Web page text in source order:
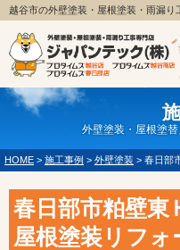
越谷市の外壁塗装・屋根塗装・雨漏り
外壁塗装・屋根塗
HOME > 施工事例 > 外壁塗装 > 春日部
春日部市粕壁東
屋根塗装リフォ